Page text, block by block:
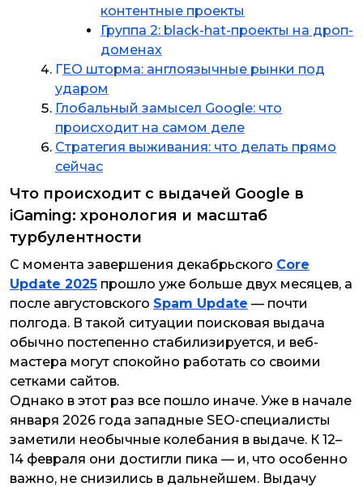
контентные проекты
Группа 2: black-hat-проекты на дроп-
доменах
ГЕО шторма: англоязычные рынки под
ударом
​​​​​​​​​​​​​​Глобальный замысел Google: что
происходит на самом деле
Стратегия выживания: что делать прямо
сейчас
Что происходит с выдачей Google в
iGaming: хронология и масштаб
турбулентности
С момента завершения декабрьского Core
Update 2025 прошло уже больше двух месяцев, а
после августовского Spam Update — почти
полгода. В такой ситуации поисковая выдача
обычно постепенно стабилизируется, и веб-
мастера могут спокойно работать со своими
сетками сайтов.
Однако в этот раз все пошло иначе. Уже в начале
января 2026 года западные SEO-специалисты
заметили необычные колебания в выдаче. К 12–
14 февраля они достигли пика — и, что особенно
важно, не снизились в дальнейшем. Выдачу